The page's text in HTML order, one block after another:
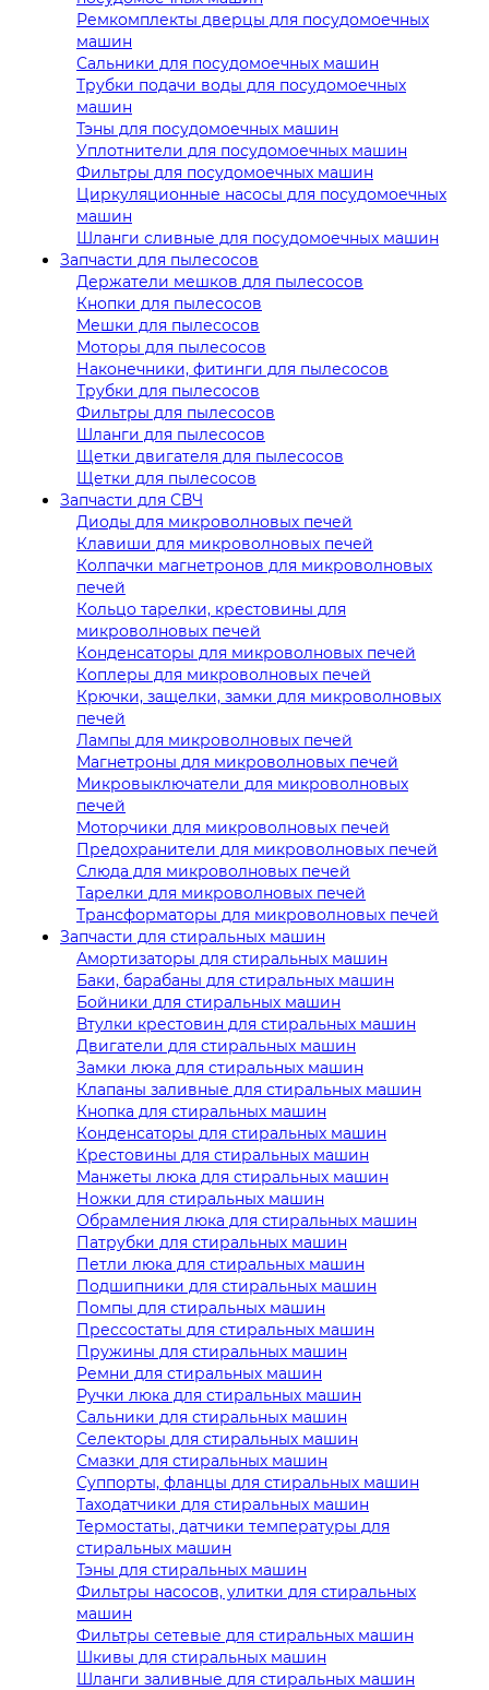
Ремкомплекты дверцы для посудомоечных
машин
Сальники для посудомоечных машин
Трубки подачи воды для посудомоечных
машин
Тэны для посудомоечных машин
Уплотнители для посудомоечных машин
Фильтры для посудомоечных машин
Циркуляционные насосы для посудомоечных
машин
Шланги сливные для посудомоечных машин
Запчасти для пылесосов
Держатели мешков для пылесосов
Кнопки для пылесосов
Мешки для пылесосов
Моторы для пылесосов
Наконечники, фитинги для пылесосов
Трубки для пылесосов
Фильтры для пылесосов
Шланги для пылесосов
Щетки двигателя для пылесосов
Щетки для пылесосов
Запчасти для СВЧ
Диоды для микроволновых печей
Клавиши для микроволновых печей
Колпачки магнетронов для микроволновых
печей
Кольцо тарелки, крестовины для
микроволновых печей
Конденсаторы для микроволновых печей
Коплеры для микроволновых печей
Крючки, защелки, замки для микроволновых
печей
Лампы для микроволновых печей
Магнетроны для микроволновых печей
Микровыключатели для микроволновых
печей
Моторчики для микроволновых печей
Предохранители для микроволновых печей
Слюда для микроволновых печей
Тарелки для микроволновых печей
Трансформаторы для микроволновых печей
Запчасти для стиральных машин
Амортизаторы для стиральных машин
Баки, барабаны для стиральных машин
Бойники для стиральных машин
Втулки крестовин для стиральных машин
Двигатели для стиральных машин
Замки люка для стиральных машин
Клапаны заливные для стиральных машин
Кнопка для стиральных машин
Конденсаторы для стиральных машин
Крестовины для стиральных машин
Манжеты люка для стиральных машин
Ножки для стиральных машин
Обрамления люка для стиральных машин
Патрубки для стиральных машин
Петли люка для стиральных машин
Подшипники для стиральных машин
Помпы для стиральных машин
Прессостаты для стиральных машин
Пружины для стиральных машин
Ремни для стиральных машин
Ручки люка для стиральных машин
Сальники для стиральных машин
Селекторы для стиральных машин
Смазки для стиральных машин
Суппорты, фланцы для стиральных машин
Таходатчики для стиральных машин
Термостаты, датчики температуры для
стиральных машин
Тэны для стиральных машин
Фильтры насосов, улитки для стиральных
машин
Фильтры сетевые для стиральных машин
Шкивы для стиральных машин
Шланги заливные для стиральных машин